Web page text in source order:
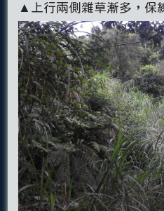
▲上行兩側雜草漸多，保